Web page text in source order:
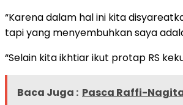
“Karena dalam hal ini kita
tapi yang menyembuhkan saya
“Selain kita ikhtiar ikut protap RS
Baca Juga : Pasca Raffi-